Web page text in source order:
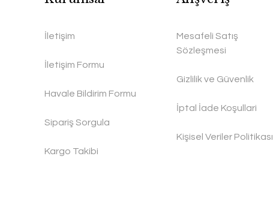
İletişim
İletişim Formu
Havale Bildirim Formu
Sipariş Sorgula
Kargo Takibi
Mesafeli Satış
Sözleşmesi
Gizlilik ve Güvenlik
İptal İade Koşullari
Kişisel Veriler Politikası